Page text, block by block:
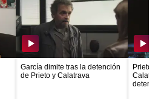
García dimite tras la detención
de Prieto y Calatrava
Prieto